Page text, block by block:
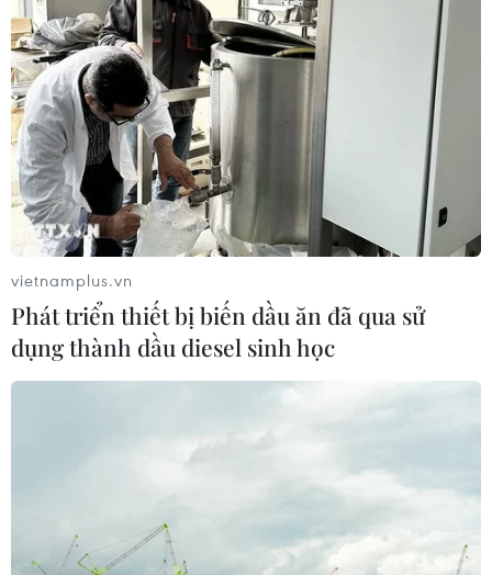
vietnamplus.vn
Phát triển thiết bị biến dầu ăn đã qua sử
dụng thành dầu diesel sinh học